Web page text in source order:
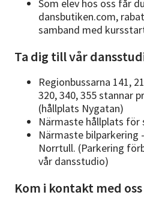
Som elev hos oss får
dansbutiken.com,
samband med
Ta dig till vår
Regionbussarna 141,
320, 340, 355 stannar
(hållplats Nygatan)
Närmaste hållplats
Närmaste
Norrtull. (Parkering
vår dansstudio)
Kom i kontakt med oss